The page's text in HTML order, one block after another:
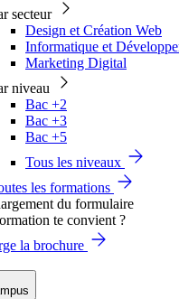
secteur
Design et Création Web
Informatique et
Marketing Digital
niveau
Bac +2
Bac +3
Bac +5
Tous les niveaux
les formations
te convient ?
la brochure